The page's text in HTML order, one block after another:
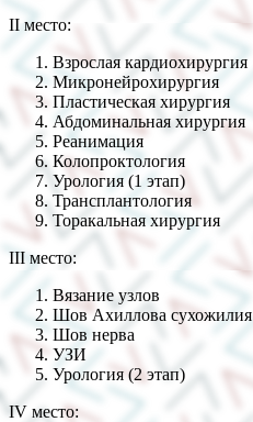
II место:
Взрослая кардиохирургия
Микронейрохирургия
Пластическая хирургия
Абдоминальная хирургия
Реанимация
Колопроктология
Урология (1 этап)
Трансплантология
Торакальная хирургия
III место:
Вязание узлов
Шов Ахиллова сухожилия
Шов нерва
УЗИ
Урология (2 этап)
IV место: